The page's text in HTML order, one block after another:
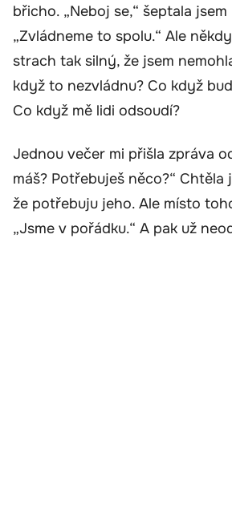
břicho. „Neboj se,“ šeptala jsem
„Zvládneme to spolu.“ Ale
strach tak silný, že jsem
když to nezvládnu? Co když
Co když mě lidi odsoudí?
Jednou večer mi přišla zpráva
máš? Potřebuješ něco?“ Chtěla
že potřebuju jeho. Ale místo
„Jsme v pořádku.“ A pak už